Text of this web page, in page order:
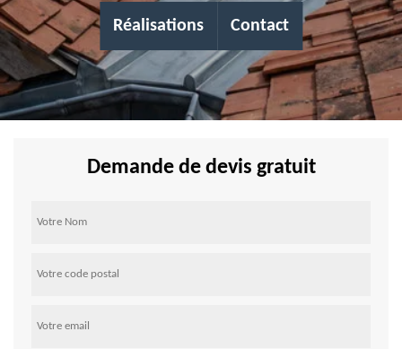
Réalisations Contact
Demande de devis gratuit